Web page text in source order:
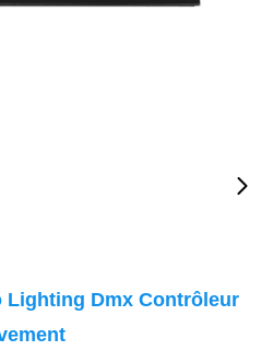
Lighting Dmx Contrôleur